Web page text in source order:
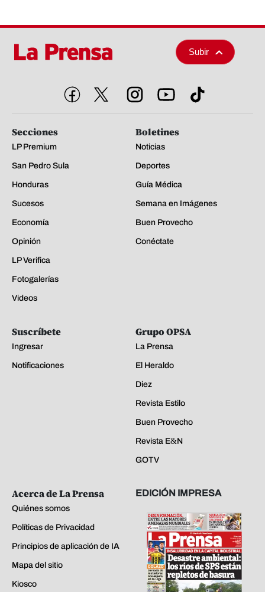
Subir
Secciones
LP Premium
San Pedro Sula
Honduras
Sucesos
Economía
Opinión
LP Verifica
Fotogalerías
Videos
Boletines
Noticias
Deportes
Guía Médica
Semana en Imágenes
Buen Provecho
Conéctate
Suscríbete
Ingresar
Notificaciones
Grupo OPSA
La Prensa
El Heraldo
Diez
Revista Estilo
Buen Provecho
Revista E&N
GOTV
Acerca de La Prensa
Quiénes somos
Políticas de Privacidad
Principios de aplicación de IA
Mapa del sitio
Kiosco
EDICIÓN IMPRESA